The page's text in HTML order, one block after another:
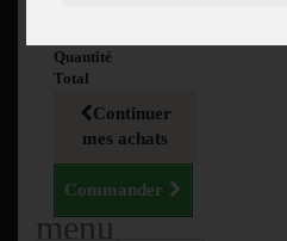
Quantité
Total
Continuer
mes achats
Commander
menu